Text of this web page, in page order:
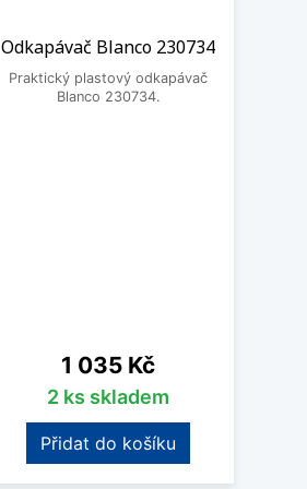
Odkapávač Blanco 230734
Praktický plastový odkapávač
Blanco 230734.
Cena
1 035 Kč
2 ks skladem
Přidat do košíku